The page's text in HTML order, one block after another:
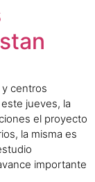
centros
jueves, la
el proyecto
la misma es
importante